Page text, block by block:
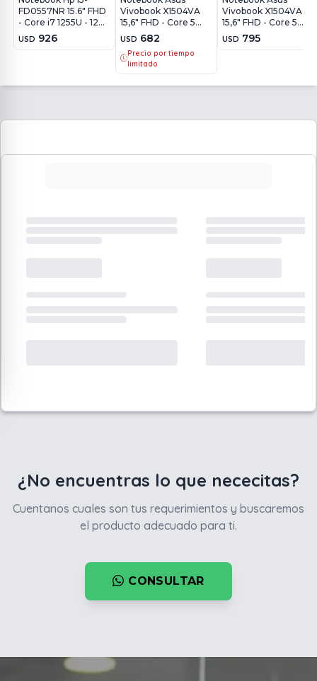
FD0557NR 15.6" FHD
- Core i7 1255U - 12Gb
- 512Gb - Win11
USD 926
Vivobook X1504VA
15,6" FHD - Core 5
120U - 8Gb - 512Gb -
Win11
USD 682
Precio por tiempo
limitado
Vivobook X1504VA
15,6" FHD - Core 5
120U - 16Gb - 512Gb -
Win11
USD 795
¿No encuentras lo que nececitas?
Cuentanos cuales son tus requerimientos y buscaremos
el producto adecuado para ti.
CONSULTAR